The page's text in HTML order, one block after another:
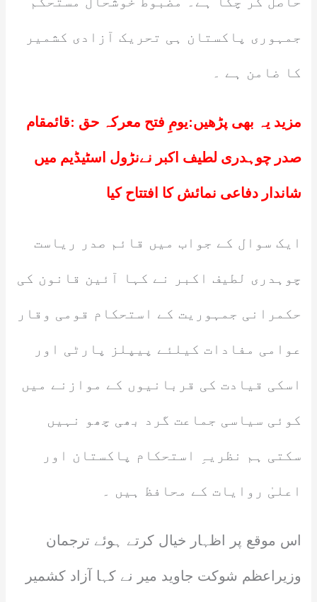
جمہوری پاکستان ہی تحریک آزادی کشمیر
کا ضامن ہے ۔
مزید یہ بھی پڑھیں:یومِ فتح معرکہ حق :قائمقام
صدر چوہدری لطیف اکبر نےنڑول اسٹیڈیم میں
شاندار دفاعی نمائش کا افتتاح کیا
ایک سوال کے جواب میں قائم صدر ریاست
چوہدری لطیف اکبر نے کہا آئین قانون کی
حکمرانی جمہوریت کے استحکام قومی وقار
عوامی مفادات کیلئے پیپلز پارٹی اور
اسکی قیادت کی قربانیوں کے موازنے میں
کوئی سیاسی جماعت گرد بھی چھو نہیں
سکتی ہم نظریہِ استحکام پاکستان اور
اعلیٰ روایات کے محافظ ہیں ۔
اس موقع پر اظہار خیال کرتے ہوئے ترجمان
وزیراعظم شوکت جاوید میر نے کہا آزاد کشمیر